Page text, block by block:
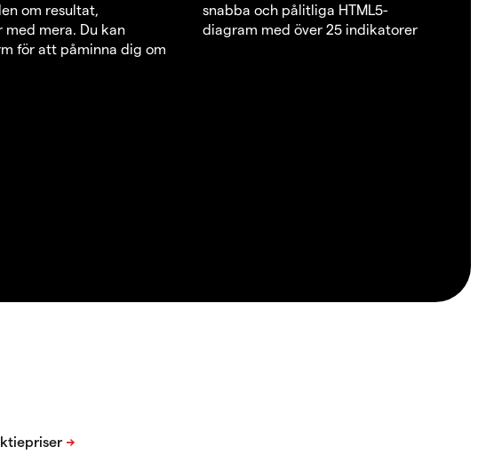
om resultat,
med mera. Du kan
för att påminna dig om
snabba och pålitliga HTML5-
diagram med över 25 indikatorer